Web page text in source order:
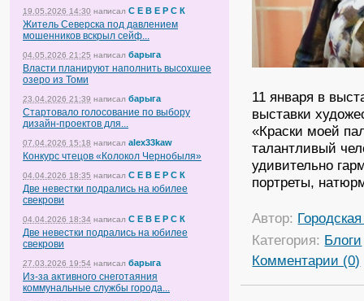
19.05.2026 14:30 написал С Е В Е Р С К
Житель Северска под давлением
мошенников вскрыл сейф...
04.05.2026 21:25 написал барыга
Власти планируют наполнить высохшее
озеро из Томи
23.04.2026 21:39 написал барыга
Стартовало голосование по выбору
дизайн-проектов для...
07.04.2026 15:18 написал alex33kaw
Конкурс чтецов «Колокол Чернобыля»
04.04.2026 18:35 написал С Е В Е Р С К
Две невестки подрались на юбилее
свекрови
04.04.2026 18:34 написал С Е В Е Р С К
Две невестки подрались на юбилее
свекрови
27.03.2026 19:54 написал барыга
Из-за активного снеготаяния
коммунальные службы города...
11 января в
выставки
«Краски моей
талантливый
удивительно
портреты,
Автор:
Категория: Блоги
Комментарии (0)